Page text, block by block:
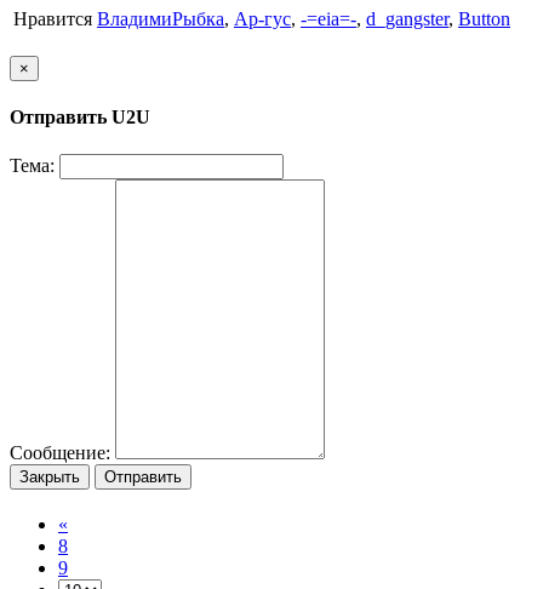
Нравится ВладимиРыбка, Ар-гус, -=eia=-, d_gangster, Button
×
Отправить U2U
Тема:
Сообщение:
Закрыть Отправить
«
8
9